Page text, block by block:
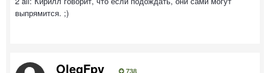
выпрямится. ;)
OlegFpv 738